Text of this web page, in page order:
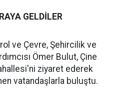
GELDİLER
ve Çevre, Şehircilik ve
Ömer Bulut, Çine
ziyaret ederek
vatandaşlarla buluştu.